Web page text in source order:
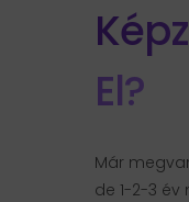
El?
Már
de 1-2-3